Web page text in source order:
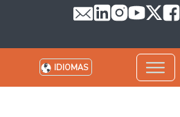
IDIOMAS